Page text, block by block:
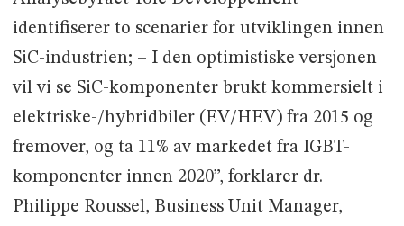
identifiserer to scenarier for utviklingen innen
SiC-industrien; – I den optimistiske versjonen
vil vi se SiC-komponenter brukt kommersielt i
elektriske-/hybridbiler (EV/HEV) fra 2015 og
fremover, og ta 11% av markedet fra IGBT-
komponenter innen 2020”, forklarer dr.
Philippe Roussel, Business Unit Manager,